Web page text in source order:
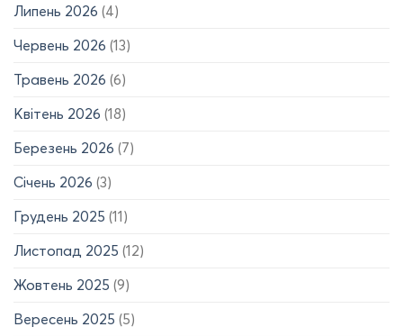
Липень 2026 (4)
Червень 2026 (13)
Травень 2026 (6)
Квітень 2026 (18)
Березень 2026 (7)
Січень 2026 (3)
Грудень 2025 (11)
Листопад 2025 (12)
Жовтень 2025 (9)
Вересень 2025 (5)